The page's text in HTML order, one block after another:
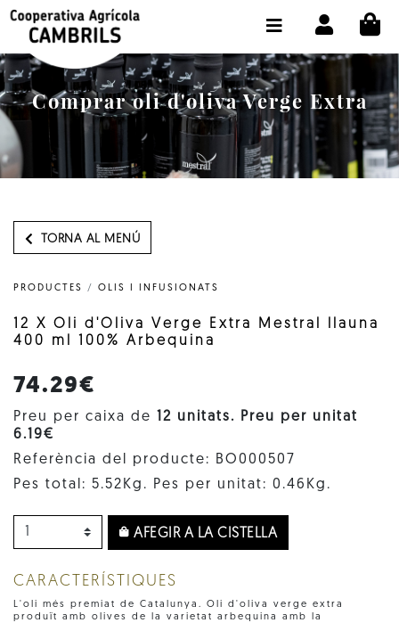
Comprar oli d'oliva Verge Extra
TORNA AL MENÚ
PRODUCTES / OLIS I INFUSIONATS
12 X Oli d'Oliva Verge Extra Mestral llauna
400 ml 100% Arbequina
74.29€
Preu per caixa de
12 unitats. Preu per unitat
6.19€
Referència del producte: BO000507
Pes total: 5.52Kg. Pes per unitat: 0.46Kg.
AFEGIR A LA CISTELLA
CARACTERÍSTIQUES
L'oli més premiat de Catalunya. Oli d'oliva verge extra
produït amb olives de la varietat arbequina amb la
BOTIGA COMPRA ONLINE
LA COOPERATIVA
OLEOTOUR
PRODUCTES
EL NOSTRE OLI
SELECCIONAR IDIOMA: CAT